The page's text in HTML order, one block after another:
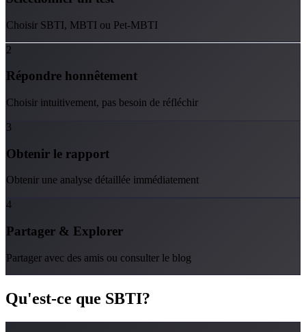
Choisir SBTI, MBTI ou Pet-MBTI
2
Répondre honnêtement
Choisir intuitivement, pas besoin de réfléchir
3
Obtenir le rapport
Obtenir une analyse détaillée immédiatement
4
Partager & Explorer
Partager avec des amis ou consulter le blog
Qu'est-ce que SBTI?